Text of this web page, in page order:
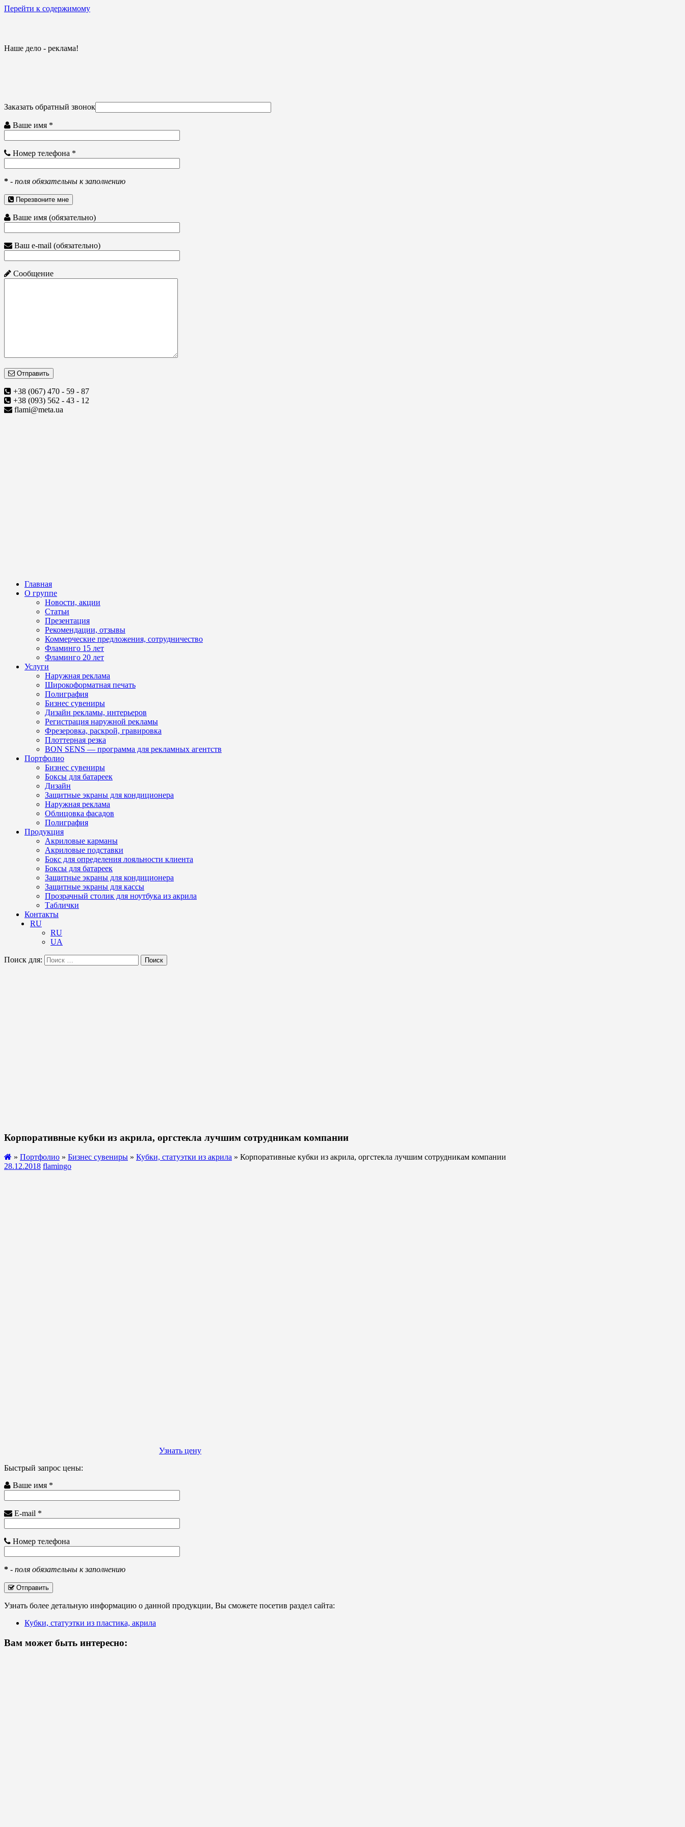
Перейти к содержимому
Наше дело - реклама!
Заказать обратный звонок
Ваше имя *
Номер телефона *
* - поля обязательны к заполнению
Перезвоните мне
Ваше имя (обязательно)
Ваш e-mail (обязательно)
Сообщение
Отправить
+38 (067) 470 - 59 - 87
+38 (093) 562 - 43 - 12
flami@meta.ua
Главная
О группе
Новости, акции
Статьи
Презентация
Рекомендации, отзывы
Коммерческие предложения, сотрудничество
Фламинго 15 лет
Фламинго 20 лет
Услуги
Наружная реклама
Широкоформатная печать
Полиграфия
Бизнес сувениры
Дизайн рекламы, интерьеров
Регистрация наружной рекламы
Фрезеровка, раскрой, гравировка
Плоттерная резка
BON SENS — программа для рекламных агентств
Портфолио
Бизнес сувениры
Боксы для батареек
Дизайн
Защитные экраны для кондиционера
Наружная реклама
Облицовка фасадов
Полиграфия
Продукция
Акриловые карманы
Акриловые подставки
Бокс для определения лояльности клиента
Боксы для батареек
Защитные экраны для кондиционера
Защитные экраны для кассы
Прозрачный столик для ноутбука из акрила
Таблички
Контакты
RU
RU
UA
Поиск для: Поиск
Корпоративные кубки из акрила, оргстекла лучшим сотрудникам компании
» Портфолио » Бизнес сувениры » Кубки, статуэтки из акрила » Корпоративные кубки из акрила, оргстекла лучшим сотрудникам компании
28.12.2018 flamingo
Узнать цену
Быстрый запрос цены:
Ваше имя *
E-mail *
Номер телефона
* - поля обязательны к заполнению
Отправить
Узнать более детальную информацию о данной продукции, Вы сможете посетив раздел сайта:
Кубки, статуэтки из пластика, акрила
Вам может быть интересно: